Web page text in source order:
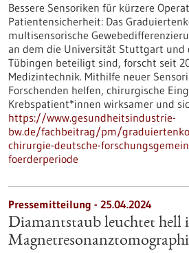
Bessere Sensoriken für kürzere
Patientensicherheit: Das
multisensorische
an dem die Universität Stuttgart und
Tübingen beteiligt sind, forscht seit
Medizintechnik. Mithilfe neuer
Forschenden helfen, chirurgische
Krebspatient*innen wirksamer und
https://www.gesundheitsindustrie-
bw.de/fachbeitrag/pm/
chirurgie-deutsche-
foerderperiode
Pressemitteilung - 25.04.2024
Diamantstaub leuchtet hell